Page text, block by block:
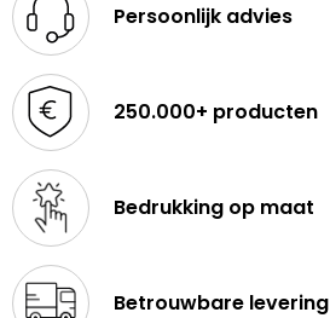
Persoonlijk advies
250.000+ producten
Bedrukking op maat
Betrouwbare levering